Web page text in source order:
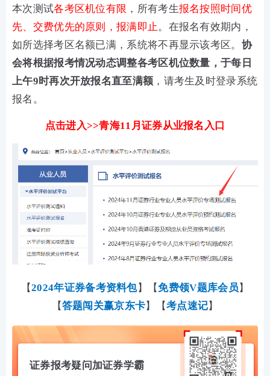
本次测试各考区机位有限 ，所有考生报名按照时间优
先、交费优先的原则，报满即止。在报名有效期内，
如所选择考区名额已满，系统将不再显示该考区。 协
会将根据报考情况动态调整各考区机位数量，于每日
上午9时再次开放报名直至满额 ，请考生及时登录系统
报名。
点击进入>>青海11月证券从业报名入口
【2024年证券备考资料包】【免费领V题库会员 】
【答题闯关赢京东卡】【考点速记】
证券报考疑问加证券学霸